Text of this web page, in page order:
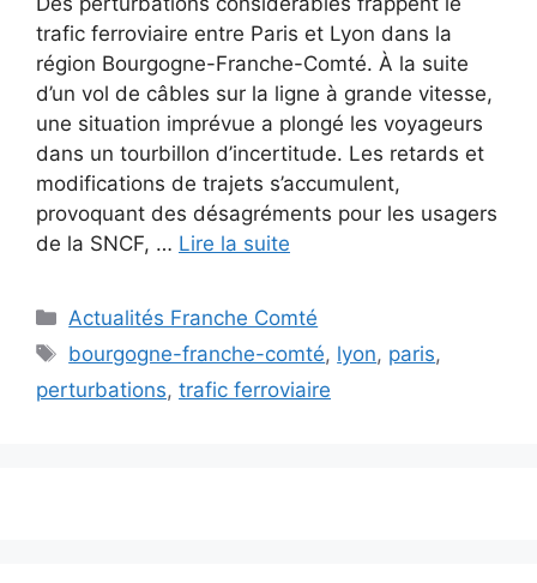
trafic ferroviaire entre Paris et Lyon dans la
région Bourgogne-Franche-Comté. À la suite
d’un vol de câbles sur la ligne à grande vitesse,
une situation imprévue a plongé les voyageurs
dans un tourbillon d’incertitude. Les retards et
modifications de trajets s’accumulent,
provoquant des désagréments pour les usagers
de la SNCF, … Lire la suite
Catégories
Actualités Franche Comté
Étiquettes
bourgogne-franche-comté, lyon, paris,
perturbations, trafic ferroviaire